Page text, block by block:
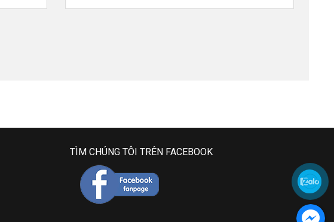
TÌM CHÚNG TÔI TRÊN FACEBOOK